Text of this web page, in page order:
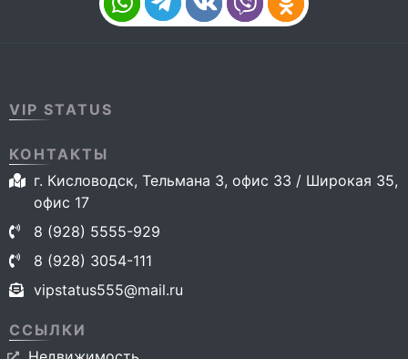
VIP STATUS
КОНТАКТЫ
г. Кисловодск, Тельмана 3, офис 33 / Широкая 35,
офис 17
8 (928) 5555-929
8 (928) 3054-111
vipstatus555@mail.ru
ССЫЛКИ